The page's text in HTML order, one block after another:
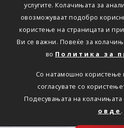
услугите. Колачињата за
овозможуваат подобро
користење на страницата и
Ви се важни. Повеќе за
во Политика за
Со натамошно користење
согласувате со
Подесувањата на
овде .